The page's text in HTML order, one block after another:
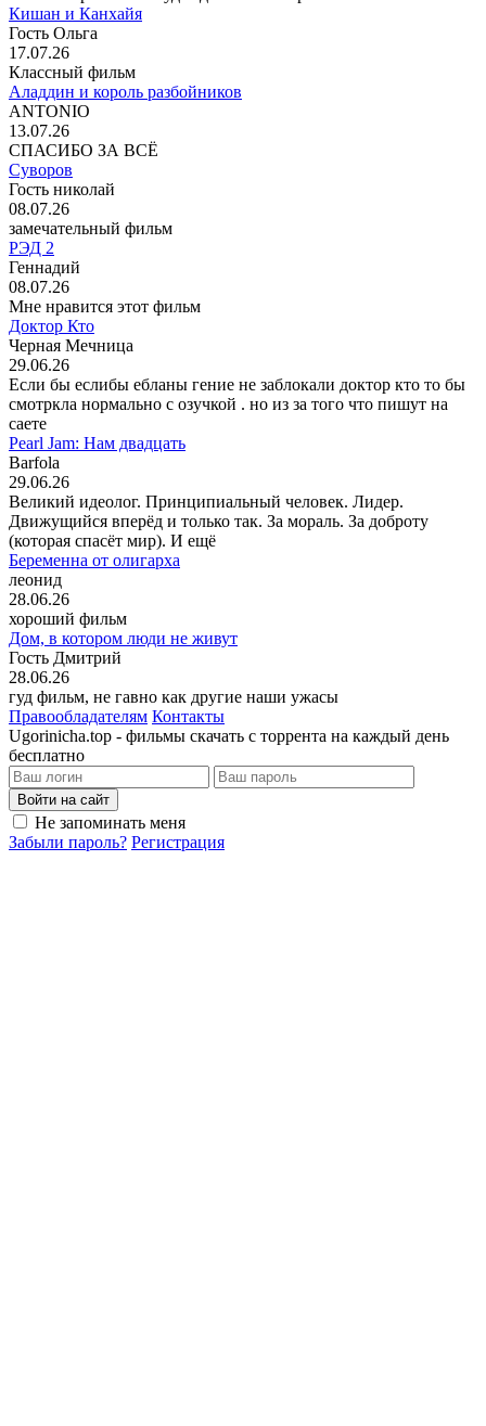
Кишан и Канхайя
Гость Ольга
17.07.26
Классный фильм
Аладдин и король разбойников
ANTONIO
13.07.26
СПАСИБО ЗА ВСЁ
Суворов
Гость николай
08.07.26
замечательный фильм
РЭД 2
Геннадий
08.07.26
Мне нравится этот фильм
Доктор Кто
Черная Мечница
29.06.26
Если бы еслибы ебланы гение не заблокали доктор кто то бы
смотркла нормально с озучкой . но из за того что пишут на
саете
Pearl Jam: Нам двадцать
Barfola
29.06.26
Великий идеолог. Принципиальный человек. Лидер.
Движущийся вперёд и только так. За мораль. За доброту
(которая спасёт мир). И ещё
Беременна от олигарха
леонид
28.06.26
хороший фильм
Дом, в котором люди не живут
Гость Дмитрий
28.06.26
гуд фильм, не гавно как другие наши ужасы
Правообладателям Контакты
Ugorinicha.top - фильмы скачать с торрента на каждый день
бесплатно
Войти на сайт
Не запоминать меня
Забыли пароль? Регистрация